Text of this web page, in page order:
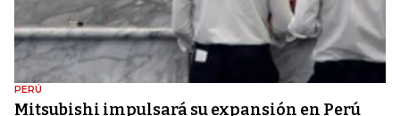
PERÚ
Mitsubishi impulsará su expansión en Perú